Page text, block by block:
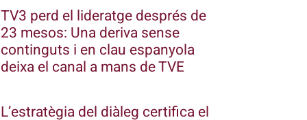
TV3 perd el lideratge després de
23 mesos: Una deriva sense
continguts i en clau espanyola
deixa el canal a mans de TVE
L’estratègia del diàleg certifica el